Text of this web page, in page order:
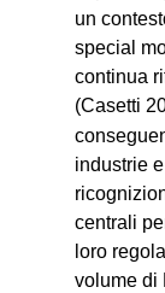
un
special
continua
(Casetti
industrie
centrali
loro
volume di